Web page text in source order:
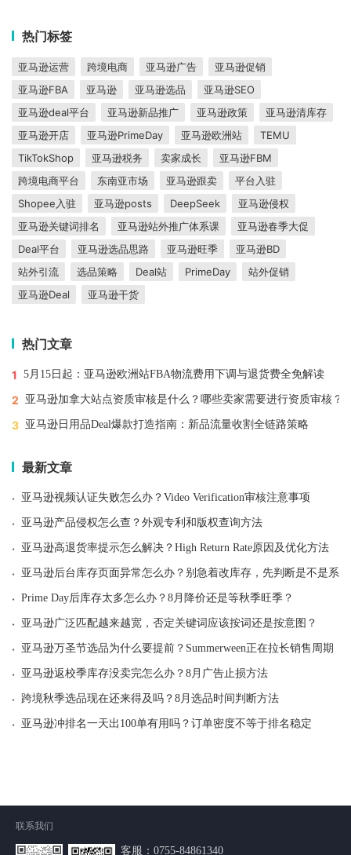
热门标签
亚马逊运营 跨境电商 亚马逊广告
亚马逊促销
亚马逊FBA
亚马逊 亚马逊选品
亚马逊SEO
亚马逊deal平台
亚马逊新品推广 亚马逊政策
亚马逊清库存
亚马逊开店
亚马逊PrimeDay 亚马逊欧洲站
TEMU
TikTokShop
亚马逊税务 卖家成长
亚马逊FBM
跨境电商平台
东南亚市场 亚马逊跟卖
平台入驻
Shopee入驻
亚马逊posts DeepSeek
亚马逊侵权
亚马逊关键词排名
亚马逊站外推广体系课
亚马逊春季大促
Deal平台
亚马逊选品思路 亚马逊旺季
亚马逊BD
站外引流
选品策略 Deal站 PrimeDay
站外促销
亚马逊Deal
亚马逊干货
热门文章
1 5月15日起：亚马逊欧洲站FBA物流费用下调与退货费全免解读
2 亚马逊加拿大站点资质审核是什么？哪些卖家需要进行资质审核？
3 亚马逊日用品Deal爆款打造指南：新品流量收割全链路策略
最新文章
· 亚马逊视频认证失败怎么办？Video Verification审核注意事项
· 亚马逊产品侵权怎么查？外观专利和版权查询方法
· 亚马逊高退货率提示怎么解决？High Return Rate原因及优化方法
· 亚马逊后台库存页面异常怎么办？别急着改库存，先判断是不是系
· Prime Day后库存太多怎么办？8月降价还是等秋季旺季？
· 亚马逊广泛匹配越来越宽，否定关键词应该按词还是按意图？
· 亚马逊万圣节选品为什么要提前？Summerween正在拉长销售周期
· 亚马逊返校季库存没卖完怎么办？8月广告止损方法
· 跨境秋季选品现在还来得及吗？8月选品时间判断方法
· 亚马逊冲排名一天出100单有用吗？订单密度不等于排名稳定
联系我们
客服：0755-84861340